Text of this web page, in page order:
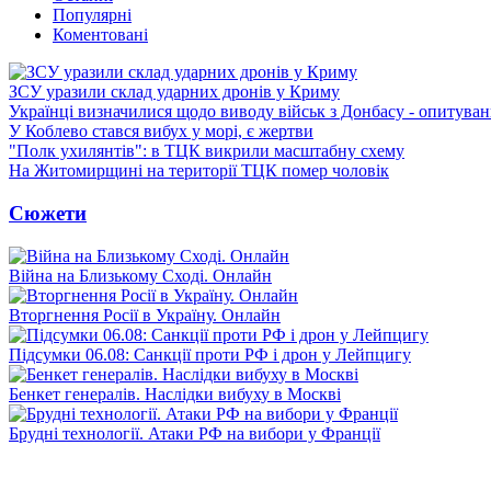
Популярні
Коментовані
ЗСУ уразили склад ударних дронів у Криму
Українці визначилися щодо виводу військ з Донбасу -
У Коблево стався вибух у морі, є жертви
"Полк ухилянтів": в ТЦК викрили масштабну схему
На Житомирщині на території ТЦК помер чоловік
Сюжети
Війна на Близькому Сході. Онлайн
Вторгнення Росії в Україну. Онлайн
Підсумки 06.08: Санкції проти РФ і дрон у Лейпцигу
Бенкет генералів. Наслідки вибуху в Москві
Брудні технології. Атаки РФ на вибори у Франції